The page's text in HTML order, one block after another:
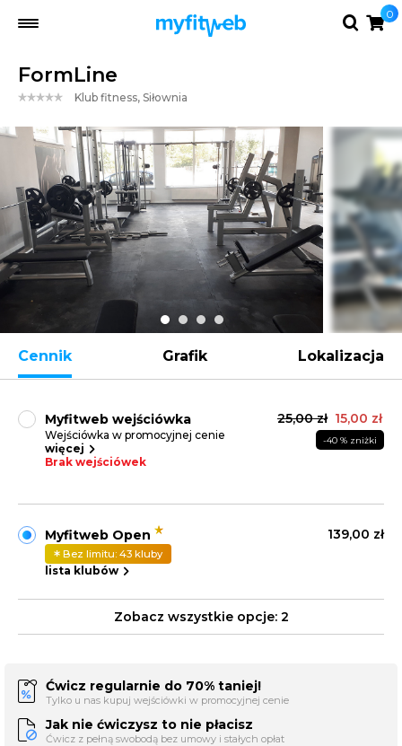
0
FormLine
Klub fitness, Siłownia
Cennik Grafik Lokalizacja
Myfitweb wejściówka
Wejściówka w promocyjnej cenie
więcej
Brak wejściówek
25,00 zł 15,00 zł
-40 % zniżki
Myfitweb Open
Bez limitu: 43 kluby
lista klubów
139,00 zł
Zobacz wszystkie opcje:2
Ćwicz regularnie do 70% taniej!
Tylko u nas kupuj wejściówki w promocyjnej cenie
Jak nie ćwiczysz to nie płacisz
Ćwicz z pełną swobodą bez umowy i stałych opłat